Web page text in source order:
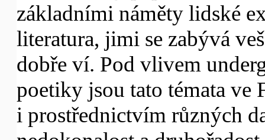
základními náměty lidské
literatura, jimi se zabývá
dobře ví. Pod vlivem
poetiky jsou tato témata ve
i prostřednictvím různých